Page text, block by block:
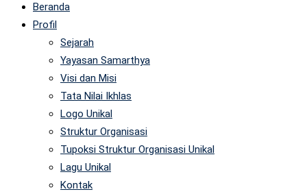
Beranda
Profil
Sejarah
Yayasan Samarthya
Visi dan Misi
Tata Nilai Ikhlas
Logo Unikal
Struktur Organisasi
Tupoksi Struktur Organisasi Unikal
Lagu Unikal
Kontak